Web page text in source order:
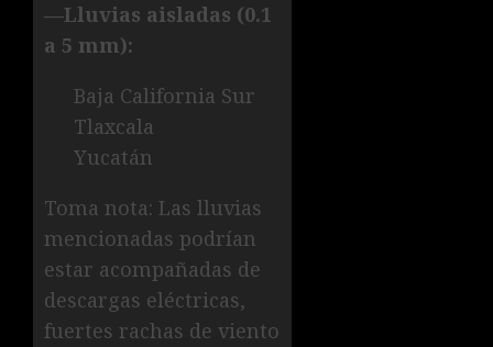
—Lluvias aisladas (0.1
a 5 mm):
Baja California Sur
Tlaxcala
Yucatán
Toma nota: Las lluvias
mencionadas podrían
estar acompañadas de
descargas eléctricas,
fuertes rachas de viento